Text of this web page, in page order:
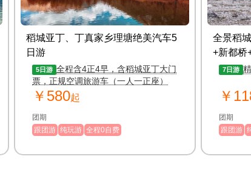
稻城亚丁、丁真家乡理塘绝美汽车5
日游
5日游 全程含4正4早，含稻城亚丁大门
票，正规空调旅游车（一人一正座）
￥580起
团期
跟团游 纯玩游 全程0自费
全景稻
+新都桥
玩7日游
7日游
￥
团期
跟团游